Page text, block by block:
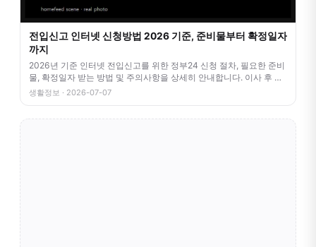
전입신고 인터넷 신청방법 2026 기준, 준비물부터 확정일자
까지
2026년 기준 인터넷 전입신고를 위한 정부24 신청 절차, 필요한 준비
물, 확정일자 받는 방법 및 주의사항을 상세히 안내합니다. 이사 후 번
거
생활정보 · 2026-07-07